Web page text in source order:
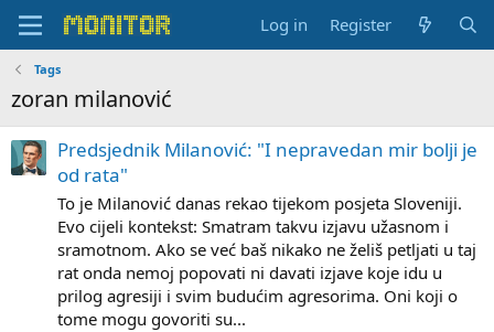
Log in Register
Tags
zoran milanović
Predsjednik Milanović: "I nepravedan mir bolji je
od rata"
To je Milanović danas rekao tijekom posjeta Sloveniji.
Evo cijeli kontekst: Smatram takvu izjavu užasnom i
sramotnom. Ako se već baš nikako ne želiš petljati u taj
rat onda nemoj popovati ni davati izjave koje idu u
prilog agresiji i svim budućim agresorima. Oni koji o
tome mogu govoriti su...